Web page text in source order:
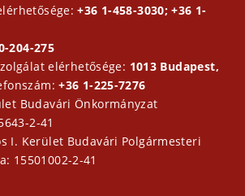
+36 1-458-3030; +36 1-
204-275
elérhetősége: 1013 Budapest,
+36 1-225-7276
Budavári Önkormányzat
2-41
I. Kerület Budavári Polgármesteri
15501002-2-41